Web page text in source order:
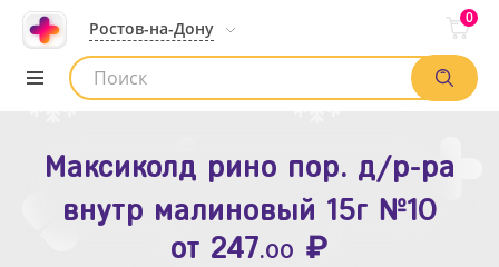
Ростов-на-Дону
0
Список аптек
Максиколд рино пор. д/р-ра
внутр малиновый 15г №10
от 247.00 ₽
Зодак таб. п.п.о. 10мг №10
от109.80 ₽